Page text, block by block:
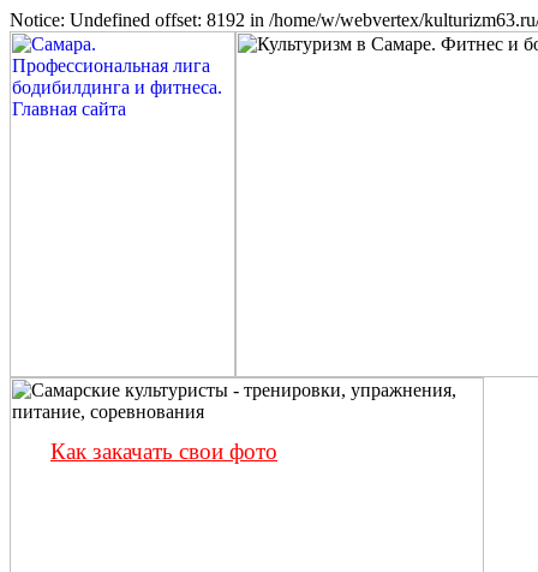
Notice: Undefined offset: 8192 in /home/w/webvertex/
Как закачать свои фото